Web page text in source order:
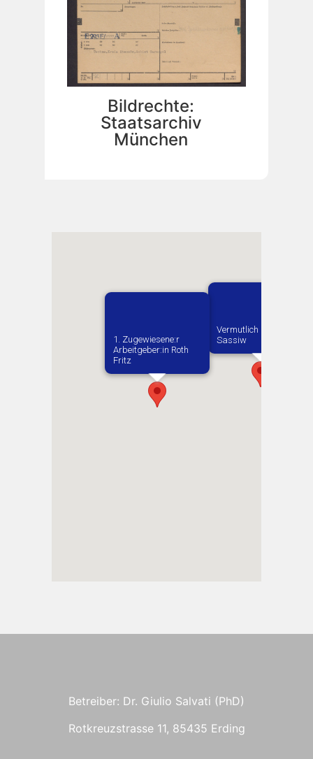
Bildrechte:
Staatsarchiv
München
Vermutlich geboren in
Sassiw
1. Zugewiesene:r
Arbeitgeber:in​ Roth
Fritz
Betreiber: Dr. Giulio Salvati (PhD)
Rotkreuzstrasse 11, 85435 Erding